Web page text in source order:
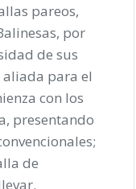
pareos,
por
de sus
aliada para el
con los
presentando
de
.